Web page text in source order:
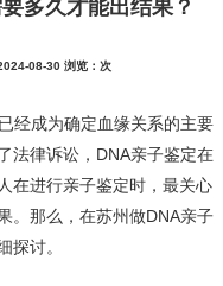
多久才能出结果？
08-30 浏览： 次
成为确定血缘关系的主要
法律诉讼，DNA亲子鉴定在
在进行亲子鉴定时，最关心
。那么，在苏州做DNA亲子
探讨。